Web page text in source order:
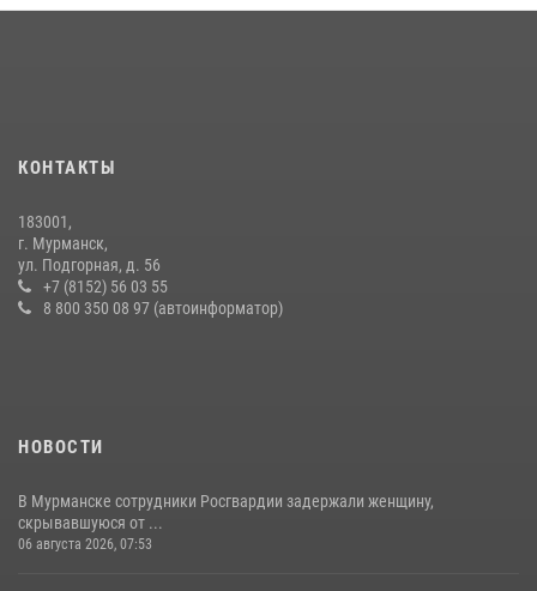
Первый Мурманский терминал» передал Управлению Росгвардии
по Мурманской области новый автомобиль для несения службы
21 июля 2026, 08:15
КОНТАКТЫ
183001,
г. Мурманск,
ул. Подгорная, д. 56
+7 (8152) 56 03 55
8 800 350 08 97 (автоинформатор)
НОВОСТИ
В Мурманске сотрудники Росгвардии задержали женщину,
скрывавшуюся от ...
06 августа 2026, 07:53